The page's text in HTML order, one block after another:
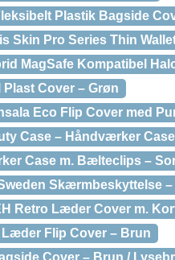
Plastik Bagside
Skin Pro Series Thin
MagSafe Kompatibel
Cover – Grøn
Eco Flip Cover med
Case – Håndværker
Case m. Bælteclips –
Skærmbeskyttelse
Retro Læder Cover m.
Flip Cover – Brun
Cover – Brun /